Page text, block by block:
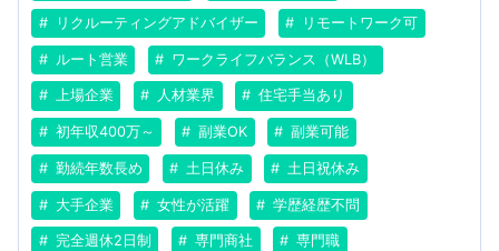
リクルーティングアドバイザー リモートワーク可
ルート営業 ワークライフバランス（WLB）
上場企業 人材業界 住宅手当あり
初年収400万～ 副業OK 副業可能
勤続年数長め 土日休み 土日祝休み
大手企業 女性が活躍 学歴経歴不問
完全週休2日制 専門商社 専門職